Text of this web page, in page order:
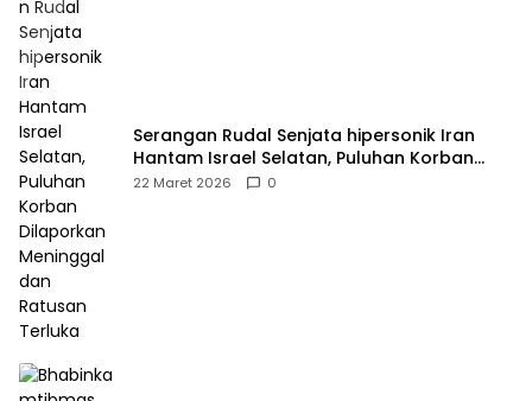
Serangan Rudal Senjata hipersonik Iran
Hantam Israel Selatan, Puluhan Korban
Dilaporkan Meninggal dan Ratusan Terluka
22 Maret 2026 0